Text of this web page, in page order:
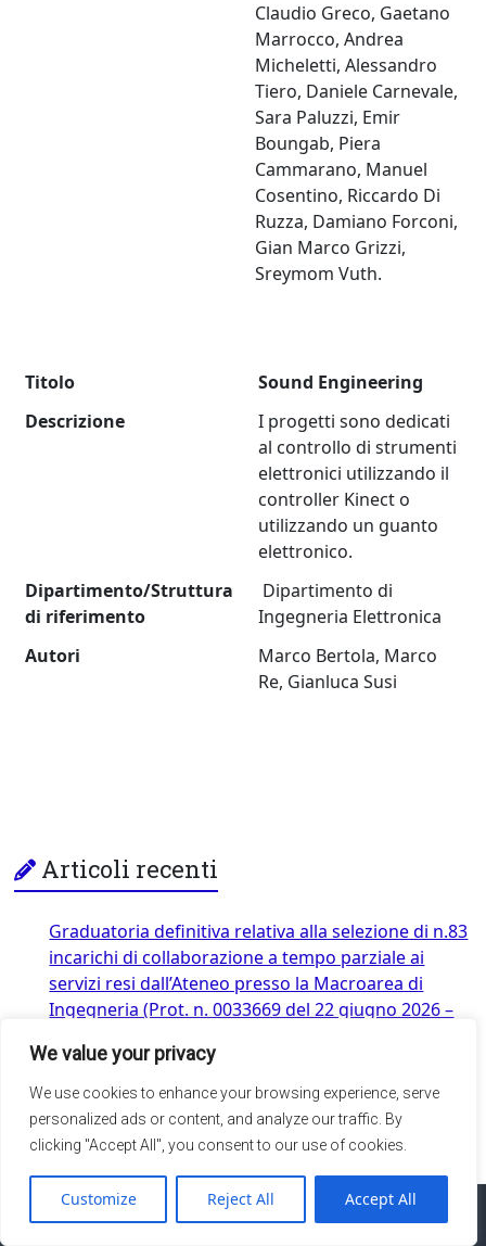
We value your privacy
We use cookies to enhance your browsing experience, serve
personalized ads or content, and analyze our traffic. By
clicking "Accept All", you consent to our use of cookies.
Customize Reject All Accept All
Claudio Greco, Gaetano
Marrocco, Andrea
Micheletti, Alessandro
Tiero, Daniele Carnevale,
Sara Paluzzi, Emir
Boungab, Piera
Cammarano, Manuel
Cosentino, Riccardo Di
Ruzza, Damiano Forconi,
Gian Marco Grizzi,
Sreymom Vuth.
Titolo
Sound Engineering
Descrizione
I progetti sono dedicati
al controllo di strumenti
elettronici utilizzando il
controller Kinect o
utilizzando un guanto
elettronico.
Dipartimento/Struttura
di riferimento
Dipartimento di
Ingegneria Elettronica
Autori
Marco Bertola, Marco
Re, Gianluca Susi
Articoli recenti
Graduatoria definitiva relativa alla selezione di n.83
incarichi di collaborazione a tempo parziale ai
servizi resi dall’Ateneo presso la Macroarea di
Ingegneria (Prot. n. 0033669 del 22 giugno 2026 –
integrative propedeutiche a.a. 2025/2624 Luglio
2026
Web Master